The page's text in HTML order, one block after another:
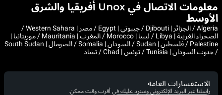
معلومات الاتصال في Unox أفريقيا والشرق
الأوسط
Algeria / الجزائر | Djibouti / جيبوتي | Egypt / مصر | Western Sahara /
الصحراء الغربية | Libya / ليبيا | Morocco / المغرب | Mauritania / موريتانيا |
Palestine / فلسطين | Sudan / السودان | Somalia / الصومال | South Sudan
/ جنوب السودان | Tunisia / تونس | Chad / تشاد
الاستفسارات العامة
راسلنا عبر البريد الإلكتروني وسنرد عليك في أقرب وقت ممكن.